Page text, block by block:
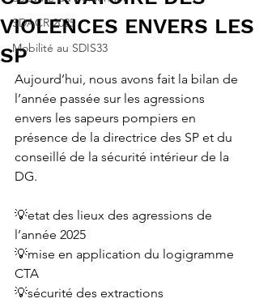
SDACR 2025
Mobilité au SDIS33
VIOLENCES ENVERS LES
SP
Aujourd’hui, nous avons fait la bilan de
l’année passée sur les agressions
envers les sapeurs pompiers en
présence de la directrice des SP et du
conseillé de la sécurité intérieur de la
DG.
💡etat des lieux des agressions de
l’année 2025
💡mise en application du logigramme
CTA
💡sécurité des extractions